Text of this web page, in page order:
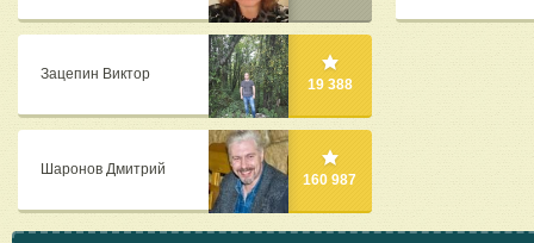
Зацепин Виктор
19 388
Шаронов Дмитрий
160 987